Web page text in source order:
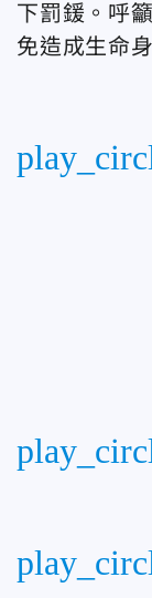
下罰鍰。呼
免造成生命